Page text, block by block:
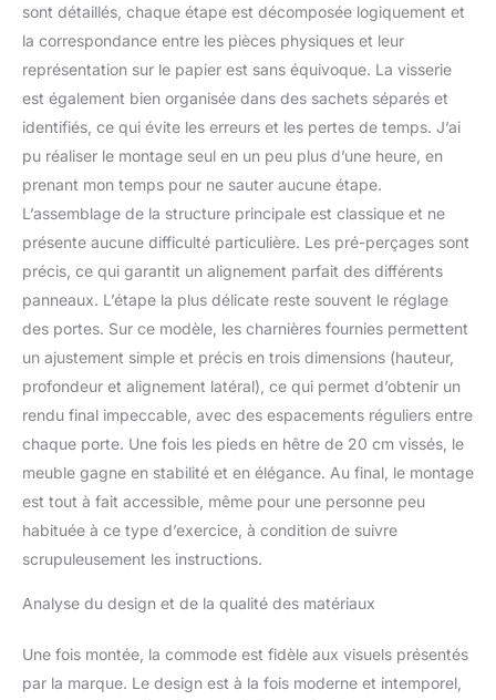
toutes les pièces
nécessaires ainsi qu’une
notice claire et détaillée
avec votre commande.
hauteur, profondeur) -
164,5 cm x 57,5 cm x 42
cm / Hauteur des pieds -
20 cm
sont détaillés, chaque étape est décomposée logiquement et
la correspondance entre les pièces physiques et leur
représentation sur le papier est sans équivoque. La visserie
est également bien organisée dans des sachets séparés et
identifiés, ce qui évite les erreurs et les pertes de temps. J’ai
pu réaliser le montage seul en un peu plus d’une heure, en
prenant mon temps pour ne sauter aucune étape.
L’assemblage de la structure principale est classique et ne
présente aucune difficulté particulière. Les pré-perçages sont
précis, ce qui garantit un alignement parfait des différents
panneaux. L’étape la plus délicate reste souvent le réglage
des portes. Sur ce modèle, les charnières fournies permettent
un ajustement simple et précis en trois dimensions (hauteur,
profondeur et alignement latéral), ce qui permet d’obtenir un
rendu final impeccable, avec des espacements réguliers entre
chaque porte. Une fois les pieds en hêtre de 20 cm vissés, le
meuble gagne en stabilité et en élégance. Au final, le montage
est tout à fait accessible, même pour une personne peu
habituée à ce type d’exercice, à condition de suivre
scrupuleusement les instructions.
Analyse du design et de la qualité des matériaux
Une fois montée, la commode est fidèle aux visuels présentés
par la marque. Le design est à la fois moderne et intemporel,